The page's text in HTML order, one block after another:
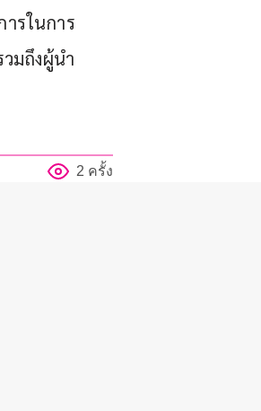
รในการ
มถึงผู้นำ
2 ครั้ง